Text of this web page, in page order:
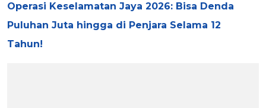
Operasi Keselamatan Jaya 2026: Bisa Denda
Puluhan Juta hingga di Penjara Selama 12
Tahun!